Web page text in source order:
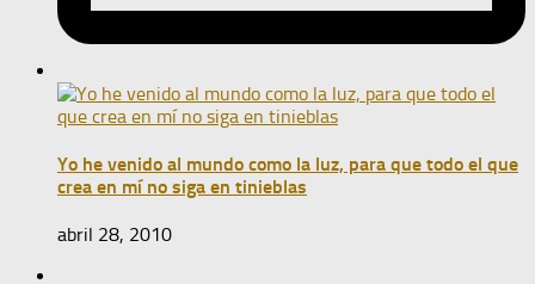
Yo he venido al mundo como la luz, para que todo el que
crea en mí no siga en tinieblas
abril 28, 2010